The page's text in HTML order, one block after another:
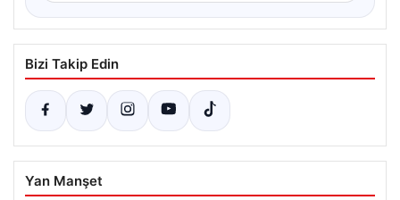
Bizi Takip Edin
Yan Manşet